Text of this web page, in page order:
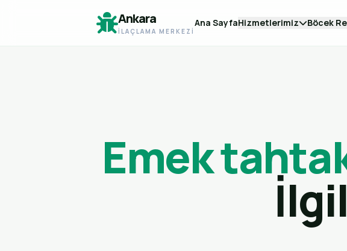
Ankara
İLAÇLAMA MERKEZI
Ana SayfaHizmetlerimiz Böcek
Emek